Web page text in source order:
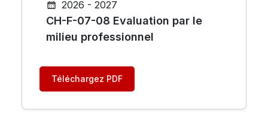
2026 - 2027
CH-F-07-08 Evaluation par le
milieu professionnel
Téléchargez PDF